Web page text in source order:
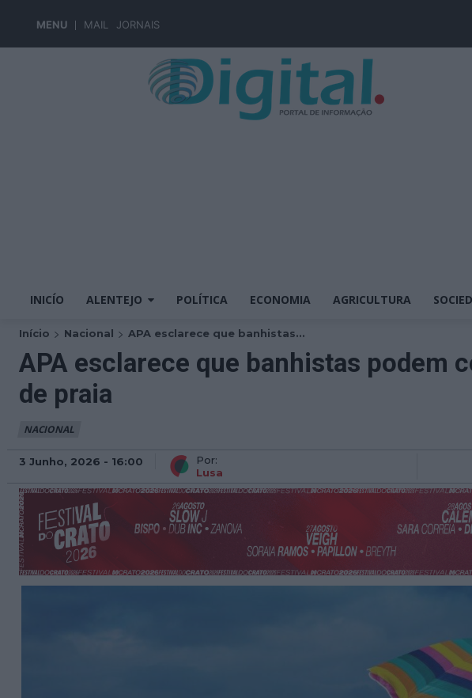
MENU MAIL JORNAIS
INICÍO ALENTEJO POLÍTICA ECONOMIA AGRICULTURA
Início Nacional APA esclarece que banhistas...
APA esclarece que banhistas podem
de praia
NACIONAL
3 Junho, 2026 - 16:00
Por:
Lusa